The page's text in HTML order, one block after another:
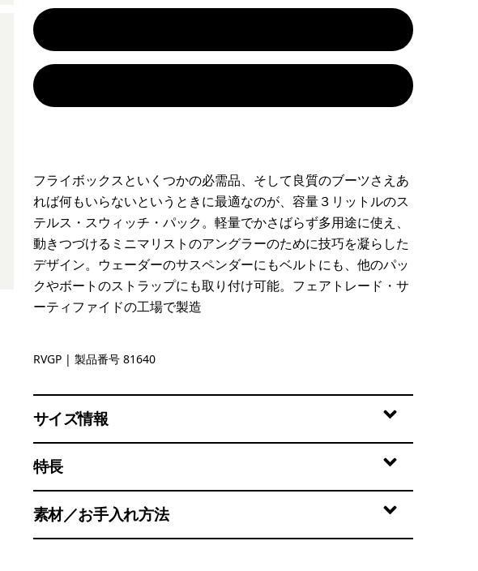
フライボックスといくつかの必需品、そして良質のブーツさえあ
れば何もいらないというときに最適なのが、容量３リットルのス
テルス・スウィッチ・パック。軽量でかさばらず多用途に使え、
動きつづけるミニマリストのアングラーのために技巧を凝らした
デザイン。ウェーダーのサスペンダーにもベルトにも、他のパッ
クやボートのストラップにも取り付け可能。フェアトレード・サ
ーティファイドの工場で製造
River Rock Green w/P6 Blue
RVGP | 製品番号 81640
サイズ情報
特長
素材／お手入れ方法